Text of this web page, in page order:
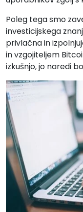
Poleg tega smo
investicijskega
privlačna in
in vzgojiteljem
izkušnjo, jo naredi